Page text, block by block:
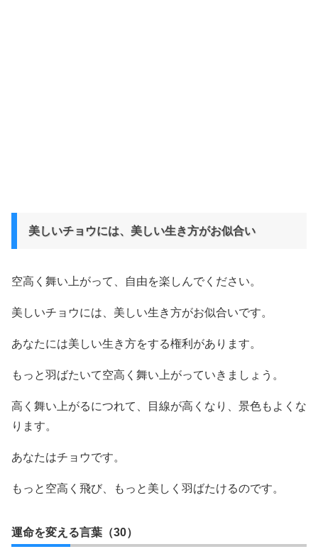
美しいチョウには、美しい生き方がお似合い
空高く舞い上がって、自由を楽しんでください。
美しいチョウには、美しい生き方がお似合いです。
あなたには美しい生き方をする権利があります。
もっと羽ばたいて空高く舞い上がっていきましょう。
高く舞い上がるにつれて、目線が高くなり、景色もよくな
ります。
あなたはチョウです。
もっと空高く飛び、もっと美しく羽ばたけるのです。
運命を変える言葉（30）